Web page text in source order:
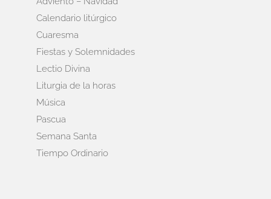
Calendario litúrgico
Cuaresma
Fiestas y Solemnidades
Lectio Divina
Liturgia de la horas
Música
Pascua
Semana Santa
Tiempo Ordinario